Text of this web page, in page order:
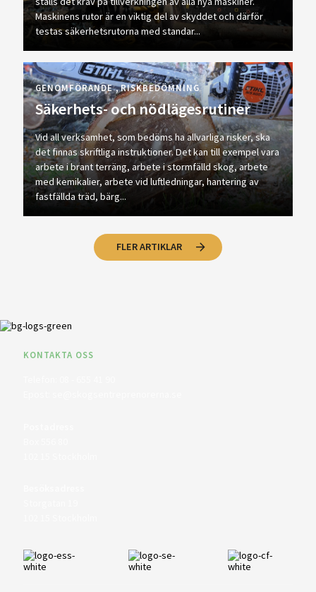
Maskinens rutor är en viktig del av skyddet och därför
testas säkerhetsrutorna med standar...
GENOMFÖRANDE RISKBEDÖMNING
Säkerhets- och nödlägesrutiner
Vid all verksamhet, som bedöms ha allvarliga risker, ska
det finnas skriftliga instruktioner. Det kan till exempel vara
arbete i brant terräng, arbete i stormfälld skog, arbete
med kemikalier, arbete vid luftledningar, hantering av
fastfällda träd, bärg...
FLER ARTIKLAR
KONTAKTA OSS